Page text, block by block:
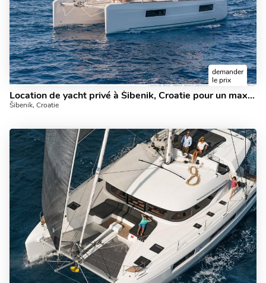
demander
le prix
Location de yacht privé à Šibenik, Croatie pour un maximum de 8 personnes.
Šibenik, Croatie